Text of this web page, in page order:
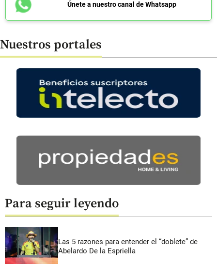
Únete a nuestro canal de Whatsapp
Nuestros portales
Para seguir leyendo
Las 5 razones para entender el “doblete” de
Abelardo De la Espriella